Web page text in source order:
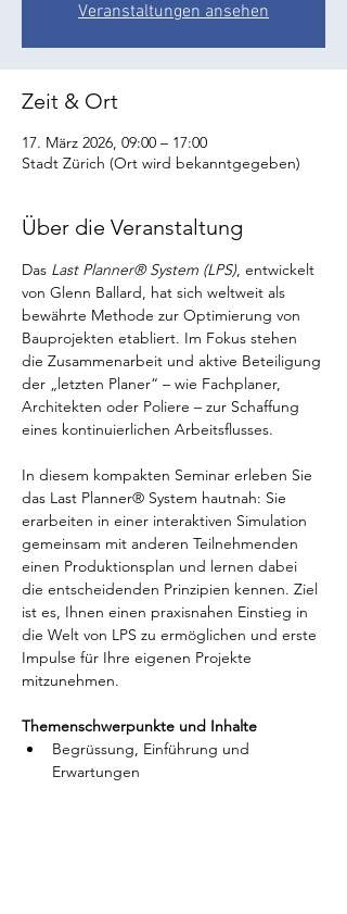
Veranstaltungen ansehen
Zeit & Ort
17. März 2026, 09:00 – 17:00
Stadt Zürich (Ort wird bekanntgegeben)
Über die Veranstaltung
Das Last Planner® System (LPS), entwickelt
von Glenn Ballard, hat sich weltweit als
bewährte Methode zur Optimierung von
Bauprojekten etabliert. Im Fokus stehen
die Zusammenarbeit und aktive Beteiligung
der „letzten Planer“ – wie Fachplaner,
Architekten oder Poliere – zur Schaffung
eines kontinuierlichen Arbeitsflusses.
In diesem kompakten Seminar erleben Sie
das Last Planner® System hautnah: Sie
erarbeiten in einer interaktiven Simulation
gemeinsam mit anderen Teilnehmenden
einen Produktionsplan und lernen dabei
die entscheidenden Prinzipien kennen. Ziel
ist es, Ihnen einen praxisnahen Einstieg in
die Welt von LPS zu ermöglichen und erste
Impulse für Ihre eigenen Projekte
mitzunehmen.
Themenschwerpunkte und Inhalte
Begrüssung, Einführung und
Erwartungen